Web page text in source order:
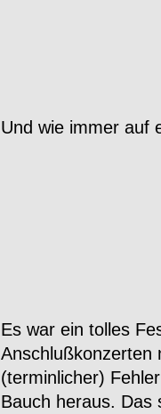
Und wie immer auf
Es war ein tolles
Anschlußkonzerten
(terminlicher)
Bauch heraus. Das